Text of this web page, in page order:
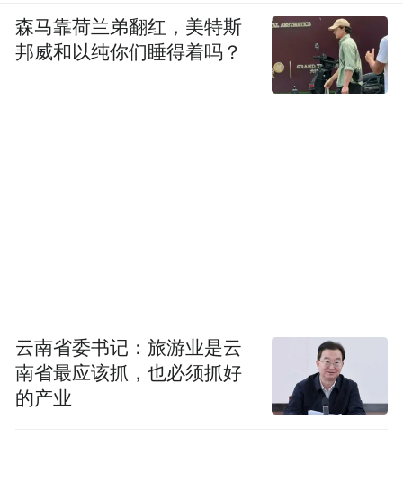
森马靠荷兰弟翻红，美特斯
邦威和以纯你们睡得着吗？
云南省委书记：旅游业是云
南省最应该抓，也必须抓好
的产业